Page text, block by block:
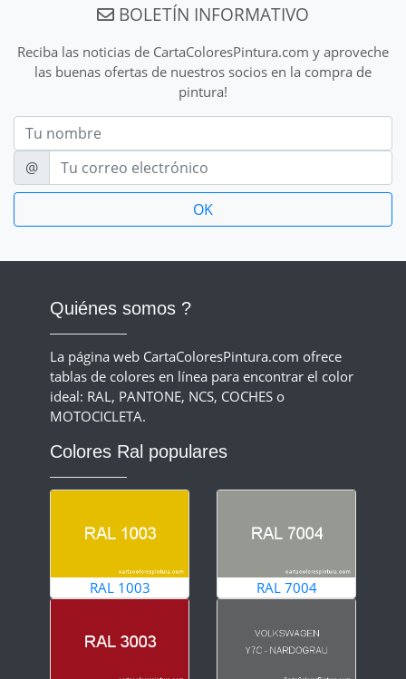
BOLETÍN INFORMATIVO
Reciba las noticias de CartaColoresPintura.com y aproveche
las buenas ofertas de nuestros socios en la compra de
pintura!
Nom
E-mail
@
Quiénes somos ?
La página web CartaColoresPintura.com ofrece
tablas de colores en línea para encontrar el color
ideal: RAL, PANTONE, NCS, COCHES o
MOTOCICLETA.
Colores Ral populares
RAL 1003 RAL 7004